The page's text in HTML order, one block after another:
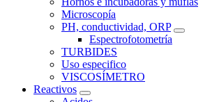
Microscopía
PH, conductividad, ORP
Espectrofotometría
TURBIDES
Uso especifico
VISCOSÍMETRO
Reactivos